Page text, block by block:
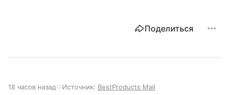
Поделиться
18 часов назад Источник: BestProducts Mail